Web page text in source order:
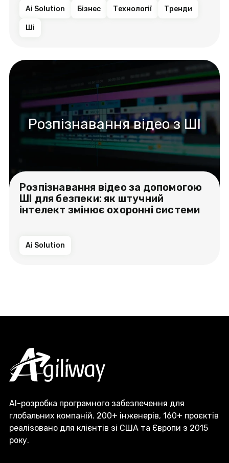
Ai Solution Бізнес Технології Тренди
Ші
Розпізнавання відео з ШІ
Розпізнавання відео за допомогою
ШІ для безпеки: як штучний
інтелект змінює охоронні системи
Ai Solution
AI-розробка програмного забезпечення для
глобальних компаній. 200+ інженерів, 160+ проєктів
реалізовано для клієнтів зі США та Європи з 2015
року.